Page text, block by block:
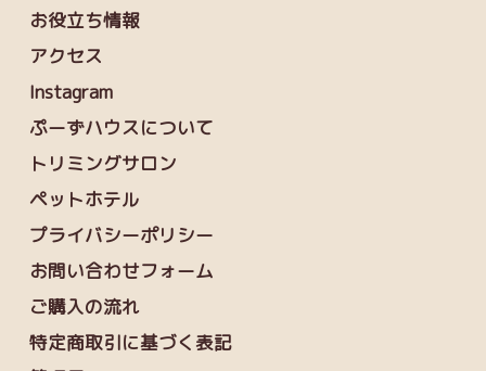
お役立ち情報
アクセス
Instagram
ぷーずハウスについて
トリミングサロン
ペットホテル
プライバシーポリシー
お問い合わせフォーム
ご購入の流れ
特定商取引に基づく表記